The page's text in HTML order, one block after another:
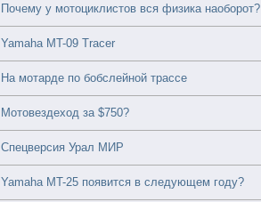
Почему у мотоциклистов вся физика наоборот?
Yamaha MT-09 Tracer
На мотарде по бобслейной трассе
Мотовездеход за $750?
Спецверсия Урал МИР
Yamaha MT-25 появится в следующем году?